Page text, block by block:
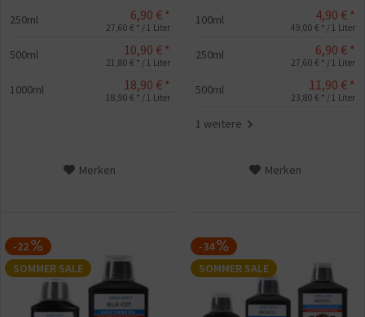
250ml 6,90 € *
27,60 € * / 1 Liter
500ml 10,90 € *
21,80 € * / 1 Liter
1000ml 18,90 € *
18,90 € * / 1 Liter
Merken
100ml 4,90 € *
49,00 € * / 1 Liter
250ml 6,90 € *
27,60 € * / 1 Liter
500ml 11,90 € *
23,80 € * / 1 Liter
1 weitere
Merken
-22
SOMMER SALE
-34
SOMMER SALE